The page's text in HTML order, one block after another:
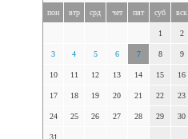
пон втр срд чет пят суб вск
1 2
3 4 5 6 7 8 9
10 11 12 13 14 15 16
17 18 19 20 21 22 23
24 25 26 27 28 29 30
31